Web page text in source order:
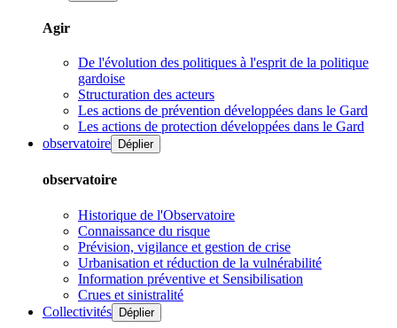
Agir
De l'évolution des politiques à l'esprit de la politique
gardoise
Structuration des acteurs
Les actions de prévention développées dans le Gard
Les actions de protection développées dans le Gard
observatoire
Déplier
observatoire
Historique de l'Observatoire
Connaissance du risque
Prévision, vigilance et gestion de crise
Urbanisation et réduction de la vulnérabilité
Information préventive et Sensibilisation
Crues et sinistralité
Collectivités Déplier